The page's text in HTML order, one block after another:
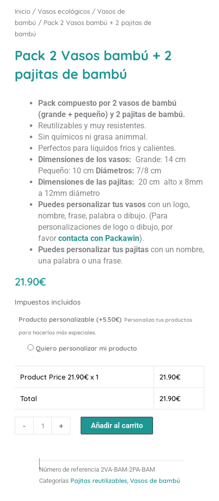
Inicio / Vasos ecológicos / Vasos de
bambú / Pack 2 Vasos bambú + 2 pajitas de
bambú
Pack 2 Vasos bambú + 2
pajitas de bambú
Pack compuesto por 2 vasos de bambú
(grande + pequeño) y 2 pajitas de bambú.
Reutilizables y muy resistentes.
Sin químicos ni grasa animmal.
Perfectos para líquidos frios y calientes.
Dimensiones de los vasos: Grande: 14 cm
Pequeño: 10 cm Diámetros: 7/8 cm
Dimensiones de las pajitas: 20 cm alto x 8mm
a 12mm diámetro
Puedes personalizar tus vasos con un logo,
nombre, frase, palabra o dibujo. (Para
personalizaciones de logo o dibujo, por
favor contacta con Packawin).
Puedes personalizar tus pajitas con un nombre,
una palabra o una frase.
21.90€
Impuestos incluidos
Producto personalizable (+5.50€) Personaliza tus productos
para hacerlos más especiales.
Quiero personalizar mi producto
Product Price 21.90€ x 1 21.90€
Total 21.90€
-
Pack
Vasos
+
de
cantidad
+ Añadir al carrito
Número de referencia 2VA-BAM-2PA-BAM
Categorías Pajitas reutilizables, Vasos de bambú